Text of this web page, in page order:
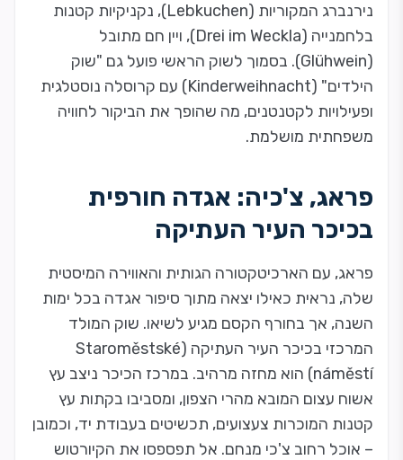
נירנברג המקוריות (Lebkuchen), נקניקיות קטנות
בלחמנייה (Drei im Weckla), ויין חם מתובל
(Glühwein). בסמוך לשוק הראשי פועל גם "שוק
הילדים" (Kinderweihnacht) עם קרוסלה נוסטלגית
ופעילויות לקטנטנים, מה שהופך את הביקור לחוויה
משפחתית מושלמת.
פראג, צ'כיה: אגדה חורפית
בכיכר העיר העתיקה
פראג, עם הארכיטקטורה הגותית והאווירה המיסטית
שלה, נראית כאילו יצאה מתוך סיפור אגדה בכל ימות
השנה, אך בחורף הקסם מגיע לשיאו. שוק המולד
המרכזי בכיכר העיר העתיקה (Staroměstské
náměstí) הוא מחזה מרהיב. במרכז הכיכר ניצב עץ
אשוח עצום המובא מהרי הצפון, ומסביבו בקתות עץ
קטנות המוכרות צעצועים, תכשיטים בעבודת יד, וכמובן
– אוכל רחוב צ'כי מנחם. אל תפספסו את הקיורטוש